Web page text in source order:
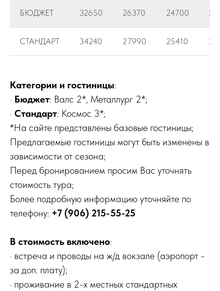
БЮДЖЕТ 32650 26370 24700
СТАНДАРТ 34240 27990 25410
Категории и гостиницы:
· Бюджет: Валс 2*, Металлург 2*;
· Стандарт: Космос 3*;
*На сайте представлены базовые гостиницы;
Предлагаемые гостиницы могут быть изменены в
зависимости от сезона;
Перед бронированием просим Вас уточнять
стоимость тура;
Более подробную информацию уточняйте по
телефону: +7 (906) 215-55-25
В стоимость включено:
· встреча и проводы на ж/д вокзале (аэропорт -
за доп. плату);
· проживание в 2-х местных стандартных